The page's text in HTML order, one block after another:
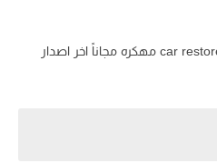
تحميل لعبة car restore car mechanic مهكره مجاناً اخر اصدار